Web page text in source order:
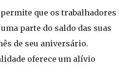
que os trabalhadores
parte do saldo das suas
de seu aniversário.
oferece um alívio